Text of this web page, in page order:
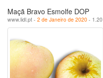
Maçã Bravo Esmolfe DOP
www.lidl.pt - 2 de Janeiro de 2020 - 1.20